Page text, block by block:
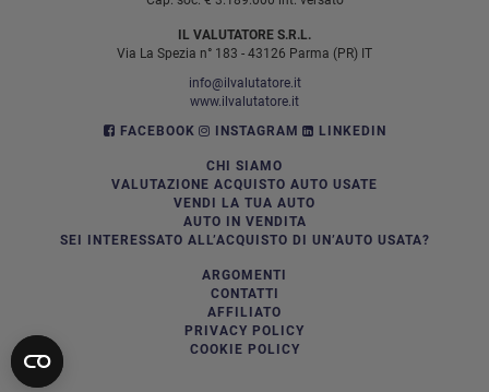
IL VALUTATORE S.R.L.
Via La Spezia n° 183 - 43126 Parma (PR) IT
info@ilvalutatore.it
www.ilvalutatore.it
FACEBOOK
INSTAGRAM LINKEDIN
CHI SIAMO
VALUTAZIONE ACQUISTO AUTO USATE
VENDI LA TUA AUTO
AUTO IN VENDITA
SEI INTERESSATO ALL’ACQUISTO DI UN’AUTO USATA?
ARGOMENTI
CONTATTI
AFFILIATO
PRIVACY POLICY
COOKIE POLICY